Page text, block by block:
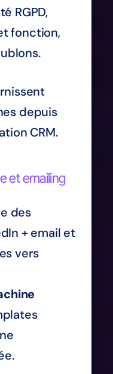
RGPD,
fonction,
depuis
CRM.
et emailing
des
+ email et
vers